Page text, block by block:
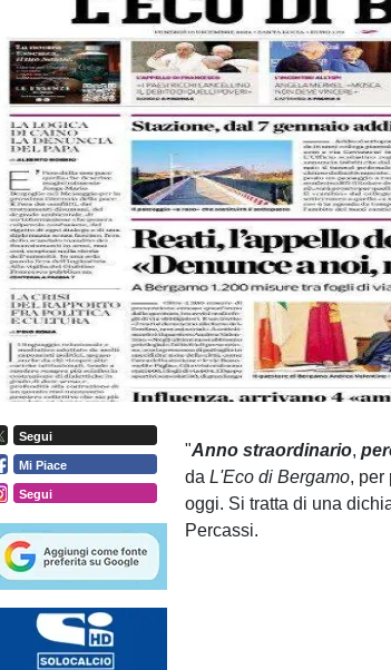
Segui
Mi Piace
Segui
"Anno straordinario,
daL'Eco di Bergamo, per
oggi. Si tratta di una
Percassi.